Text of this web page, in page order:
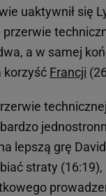
uaktywnił się
a w samej
korzyść Francji
lepszą grę
straty (16:19),